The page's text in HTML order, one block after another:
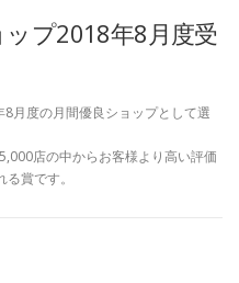
プ2018年8月度受
月度の月間優良ショップとして選
店の中からお客様より高い評価
賞です。